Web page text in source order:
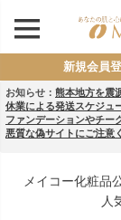
新規会員
お知らせ： 熊本地方を震
休業による発送スケジュ
ファンデーションやチー
悪質な偽サイトにご注意
メイコー化粧品
人